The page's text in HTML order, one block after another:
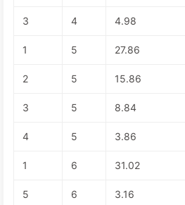
3 4 4.98
1 5 27.86
2 5 15.86
3 5 8.84
4 5 3.86
1 6 31.02
5 6 3.16